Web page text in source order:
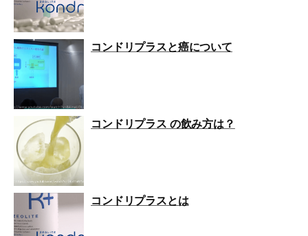
コンドリプラスと癌について
コンドリプラス の飲み方は？
コンドリプラスとは